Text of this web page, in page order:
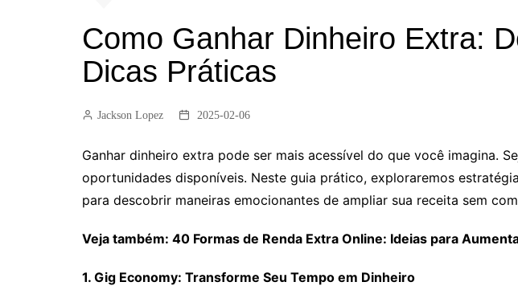
Como Ganhar Dinheiro Extra:
Dicas Práticas
Jackson Lopez 2025-02-06
Ganhar dinheiro extra pode ser mais acessível do que você imagina.
oportunidades disponíveis. Neste guia prático, exploraremos
para descobrir maneiras emocionantes de ampliar sua receita sem
Veja também: 40 Formas de Renda Extra Online: Ideias para
1. Gig Economy: Transforme Seu Tempo em Dinheiro